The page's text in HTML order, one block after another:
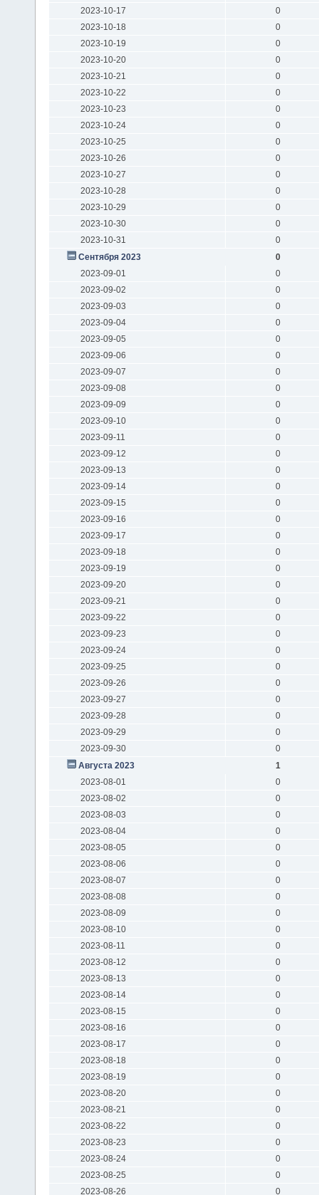
2023-10-17
0
2023-10-18
0
2023-10-19
0
2023-10-20
0
2023-10-21
0
2023-10-22
0
2023-10-23
0
2023-10-24
0
2023-10-25
0
2023-10-26
0
2023-10-27
0
2023-10-28
0
2023-10-29
0
2023-10-30
0
2023-10-31
0
Сентября 2023
0
2023-09-01
0
2023-09-02
0
2023-09-03
0
2023-09-04
0
2023-09-05
0
2023-09-06
0
2023-09-07
0
2023-09-08
0
2023-09-09
0
2023-09-10
0
2023-09-11
0
2023-09-12
0
2023-09-13
0
2023-09-14
0
2023-09-15
0
2023-09-16
0
2023-09-17
0
2023-09-18
0
2023-09-19
0
2023-09-20
0
2023-09-21
0
2023-09-22
0
2023-09-23
0
2023-09-24
0
2023-09-25
0
2023-09-26
0
2023-09-27
0
2023-09-28
0
2023-09-29
0
2023-09-30
0
Августа 2023
1
2023-08-01
0
2023-08-02
0
2023-08-03
0
2023-08-04
0
2023-08-05
0
2023-08-06
0
2023-08-07
0
2023-08-08
0
2023-08-09
0
2023-08-10
0
2023-08-11
0
2023-08-12
0
2023-08-13
0
2023-08-14
0
2023-08-15
0
2023-08-16
0
2023-08-17
0
2023-08-18
0
2023-08-19
0
2023-08-20
0
2023-08-21
0
2023-08-22
0
2023-08-23
0
2023-08-24
0
2023-08-25
0
2023-08-26
0